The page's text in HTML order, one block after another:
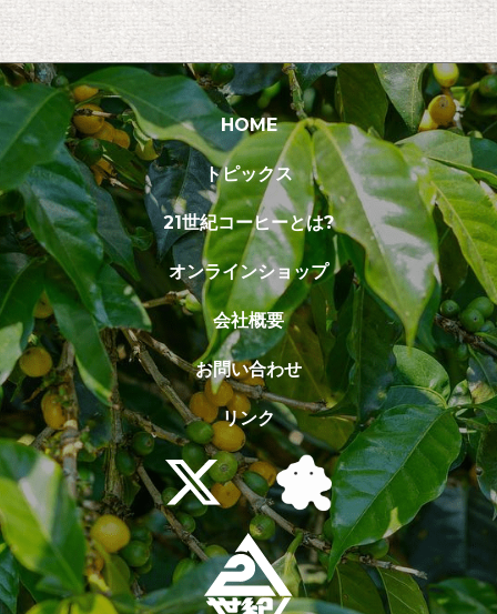
HOME
トピックス
21世紀コーヒーとは?
オンラインショップ
会社概要
お問い合わせ
リンク